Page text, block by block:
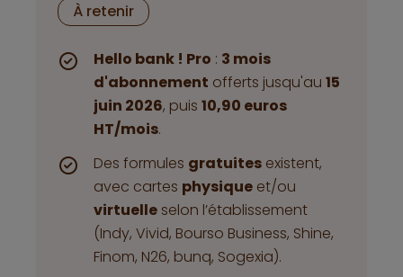
À retenir
Hello bank ! Pro : 3 mois
d'abonnement offerts jusqu'au 15
juin 2026, puis 10,90 euros
HT/mois.
Des formules gratuites existent,
avec cartes physique et/ou
virtuelle selon l’établissement
(Indy, Vivid, Bourso Business, Shine,
Finom, N26, bunq, Sogexia).